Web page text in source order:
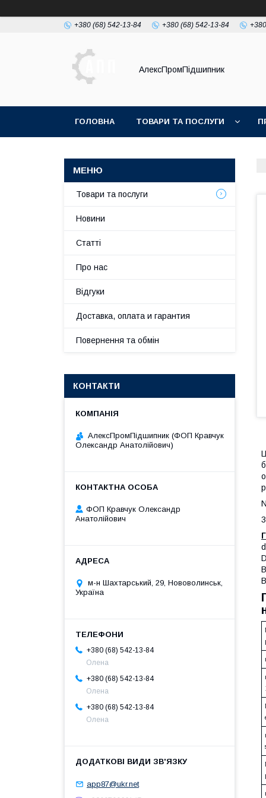
+380 (68) 542-13-84 +380 (68) 542-13-84
АлексПромПідшипник
ГОЛОВНА ТОВАРИ ТА ПОСЛУГИ
Товари та послуги
Новини
Статті
Про нас
Відгуки
Доставка, оплата и гарантия
Повернення та обмін
КОНТАКТИ
АлексПромПідшипник (ФОП Кравчук
Олександр Анатолійович)
ФОП Кравчук Олександр
Анатолійович
м-н Шахтарський, 29, Нововолинськ,
Україна
+380 (68) 542-13-84
Олена
+380 (68) 542-13-84
Олена
+380 (68) 542-13-84
Олена
app87@ukr.net